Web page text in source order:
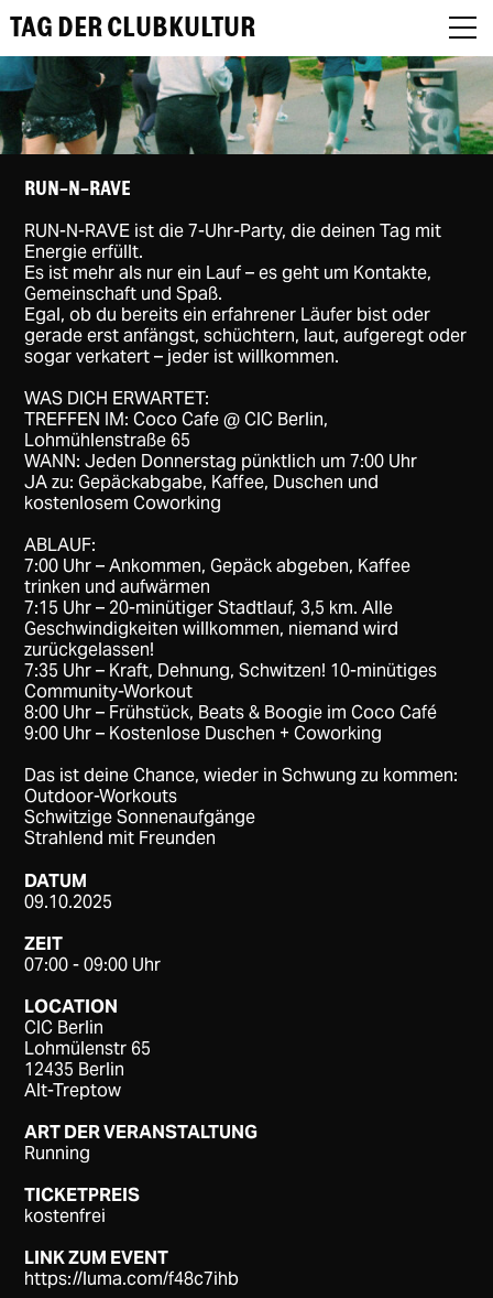
Programm
Podcast
Festival Recap
Award Jury
EN
TAG DER CLUBKULTUR
RUN-N-RAVE
RUN-N-RAVE ist die 7-Uhr-Party, die deinen Tag mit
Energie erfüllt.
​Es ist mehr als nur ein Lauf – es geht um Kontakte,
Gemeinschaft und Spaß.
Egal, ob du bereits ein erfahrener Läufer bist oder
gerade erst anfängst, schüchtern, laut, aufgeregt oder
sogar verkatert – jeder ist willkommen.
WAS DICH ERWARTET:
TREFFEN IM: Coco Cafe @ CIC Berlin,
Lohmühlenstraße 65
WANN: Jeden Donnerstag pünktlich um 7:00 Uhr
JA zu: Gepäckabgabe, Kaffee, Duschen und
kostenlosem Coworking
ABLAUF:
​7:00 Uhr – Ankommen, Gepäck abgeben, Kaffee
trinken und aufwärmen
​7:15 Uhr – 20-minütiger Stadtlauf, 3,5 km. Alle
Geschwindigkeiten willkommen, niemand wird
zurückgelassen!
7:35 Uhr – Kraft, Dehnung, Schwitzen! 10-minütiges
Community-Workout
8:00 Uhr – Frühstück, Beats & Boogie im Coco Café
9:00 Uhr – Kostenlose Duschen + Coworking
Das ist deine Chance, wieder in Schwung zu kommen:
Outdoor-Workouts
Schwitzige Sonnenaufgänge
​Strahlend mit Freunden
DATUM
09.10.2025
ZEIT
07:00 - 09:00 Uhr
LOCATION
CIC Berlin
Lohmülenstr 65
12435 Berlin
Alt-Treptow
ART DER VERANSTALTUNG
Running
TICKETPREIS
kostenfrei
LINK ZUM EVENT
https://luma.com/f48c7ihb